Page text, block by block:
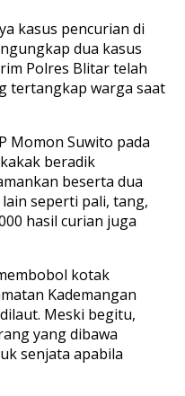
kasus pencurian di
dua kasus
Polres Blitar telah
tertangkap warga saat
Momon Suwito pada
beradik
beserta dua
seperti pali, tang,
hasil curian juga
kotak
Kademangan
Meski begitu,
yang dibawa
senjata apabila